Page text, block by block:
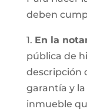
deben
1. En la
pública de
descripción
garantía y
inmueble